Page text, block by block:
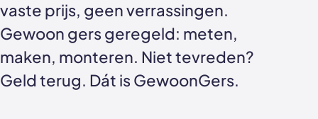
Akoestische panelen
Kleurstalen akoestische panelen
Sample sale
Stalen schuifdeuren
Stalen wanden
Stalen binnendeuren
vaste prijs, geen verrassingen.
Gewoon gers geregeld: meten,
maken, monteren. Niet tevreden?
Geld terug. Dát is GewoonGers.